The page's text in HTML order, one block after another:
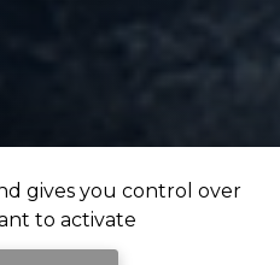
gives you control over
to activate